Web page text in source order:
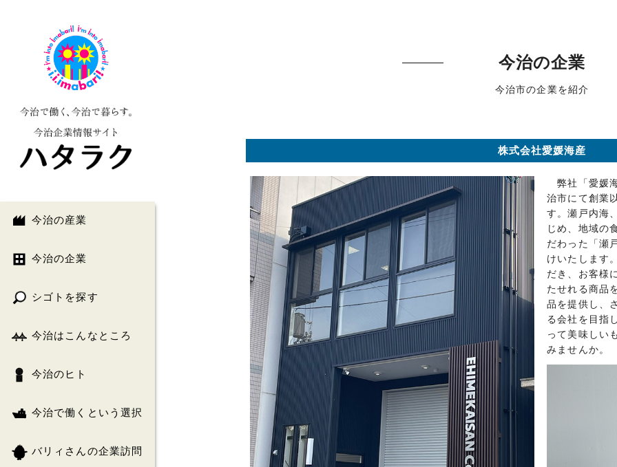
今治の産業
今治の企業
シゴトを探す
今治はこんなところ
今治のヒト
今治で働くという選択
バリィさんの企業訪問
今治の企業
今治市の企業を紹介
株式会社愛媛海産
弊社「愛媛
治市にて創業
す。瀬戸内海
じめ、地域の
だわった「瀬
けいたします
だき、お客様
たせれる商品
品を提供し、
る会社を目指
って美味しい
みませんか。